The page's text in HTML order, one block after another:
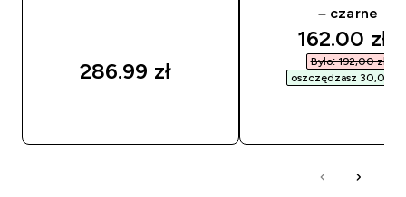
286.99 zł‎
– czarne
162.00 zł‎
Było: 192,00 zł‎
oszczędzasz 30,00 zł‎